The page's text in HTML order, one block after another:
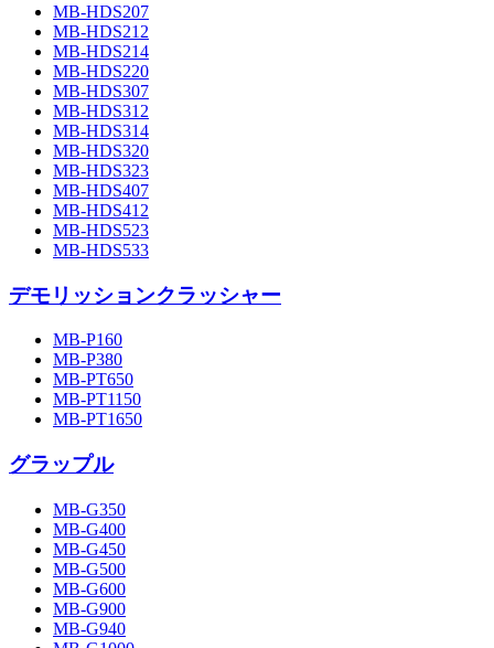
MB-HDS207
MB-HDS212
MB-HDS214
MB-HDS220
MB-HDS307
MB-HDS312
MB-HDS314
MB-HDS320
MB-HDS323
MB-HDS407
MB-HDS412
MB-HDS523
MB-HDS533
デモリッションクラッシャー
MB-P160
MB-P380
MB-PT650
MB-PT1150
MB-PT1650
グラップル
MB-G350
MB-G400
MB-G450
MB-G500
MB-G600
MB-G900
MB-G940